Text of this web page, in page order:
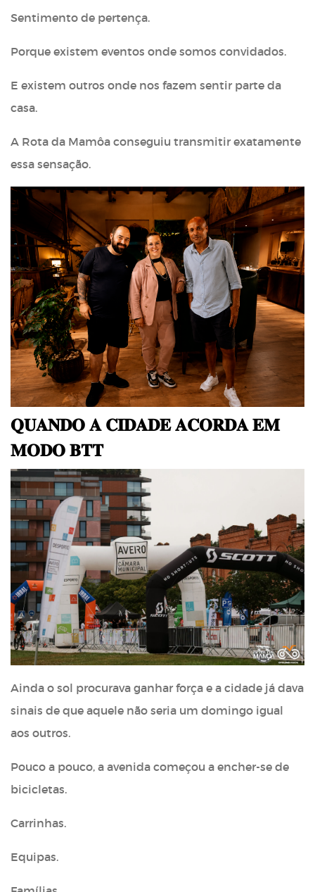
Sentimento de pertença.
Porque existem eventos onde somos convidados.
E existem outros onde nos fazem sentir parte da
casa.
A Rota da Mamôa conseguiu transmitir exatamente
essa sensação.
𝐐𝐔𝐀𝐍𝐃𝐎 𝐀 𝐂𝐈𝐃𝐀𝐃𝐄 𝐀𝐂𝐎𝐑𝐃𝐀 𝐄𝐌
𝐌𝐎𝐃𝐎 𝐁𝐓𝐓
Ainda o sol procurava ganhar força e a cidade já dava
sinais de que aquele não seria um domingo igual
aos outros.
Pouco a pouco, a avenida começou a encher-se de
bicicletas.
Carrinhas.
Equipas.